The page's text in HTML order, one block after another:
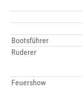
Bootsführer
Ruderer
Feuershow